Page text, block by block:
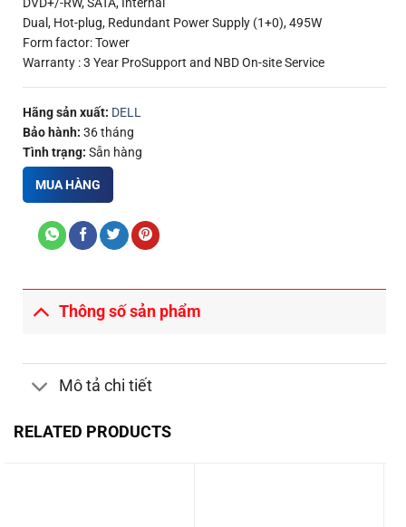
Dual, Hot-plug, Redundant Power Supply (1+0), 495W
Form factor: Tower
Warranty : 3 Year ProSupport and NBD On-site Service
Hãng sản xuất: DELL
Bảo hành: 36 tháng
Tình trạng: Sẵn hàng
MUA HÀNG
Thông số sản phẩm
Mô tả chi tiết
RELATED PRODUCTS